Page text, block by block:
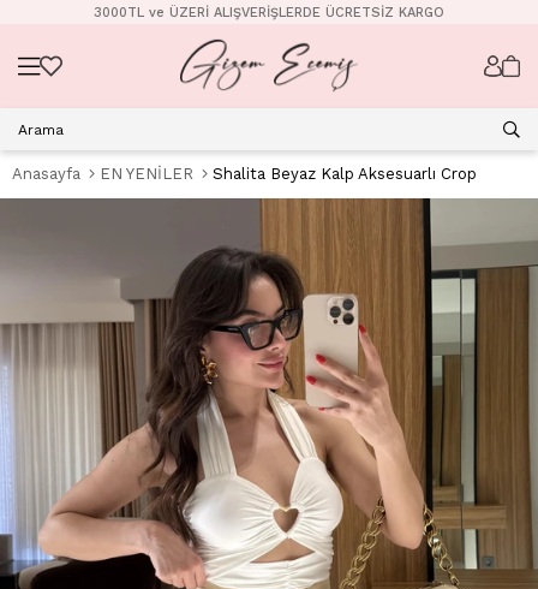
3000TL ve ÜZERİ ALIŞVERİŞLERDE ÜCRETSİZ KARGO
Anasayfa EN YENİLER Shalita Beyaz Kalp Aksesuarlı Crop